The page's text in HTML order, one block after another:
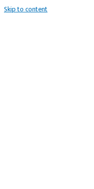
Skip to content